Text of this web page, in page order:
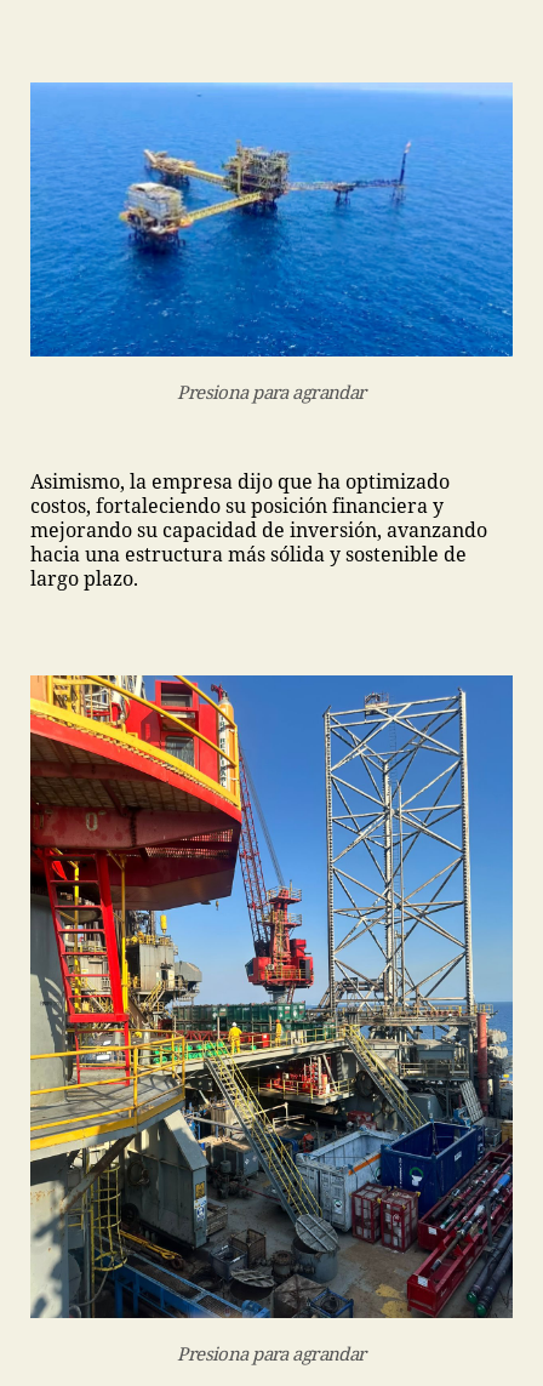
Presiona para agrandar
Asimismo, la empresa dijo que ha optimizado
costos, fortaleciendo su posición financiera y
mejorando su capacidad de inversión, avanzando
hacia una estructura más sólida y sostenible de
largo plazo.
Presiona para agrandar